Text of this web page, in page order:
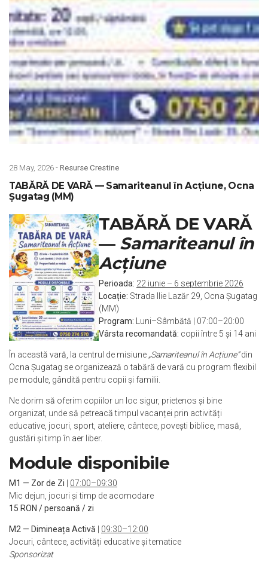
28 May, 2026 - Resurse Crestine
TABĂRĂ DE VARĂ — Samariteanul în Acțiune, Ocna
Șugatag (MM)
TABĂRĂ DE VARĂ
— Samariteanul în
Acțiune
Perioada: 22 iunie – 6 septembrie 2026
Locație: Strada Ilie Lazăr 29, Ocna Șugatag
(MM)
Program: Luni–Sâmbătă | 07:00–20:00
Vârsta recomandată: copii între 5 și 14 ani
În această vară, la centrul de misiune „Samariteanul în Acțiune”din
Ocna Șugatag se organizează o tabără de vară cu program flexibil
pe module, gândită pentru copii și familii.
Ne dorim să oferim copiilor un loc sigur, prietenos și bine
organizat, unde să petreacă timpul vacanței prin activități
educative, jocuri, sport, ateliere, cântece, povești biblice, masă,
gustări și timp în aer liber.
Module disponibile
M1 — Zor de Zi
07:00–09:30
Mic dejun, jocuri și timp de acomodare
15 RON / persoană / zi
M2 — Dimineața Activă
09:30–12:00
Jocuri, cântece, activități educative și tematice
Sponsorizat